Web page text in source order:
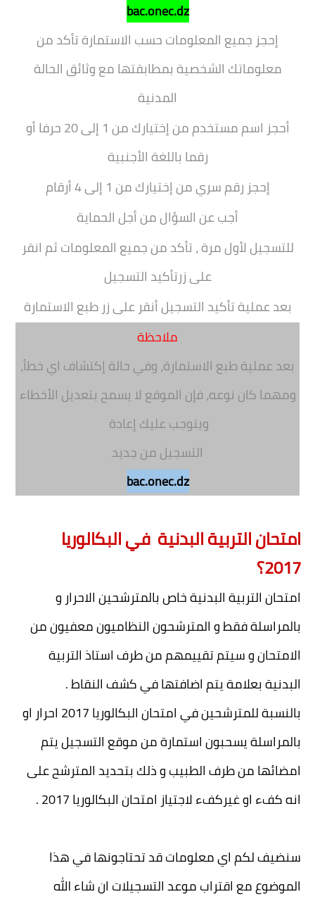
bac.onec.dz
إحجز جميع المعلومات حسب الاستمارةتأكد من
معلوماتك الشخصية بمطابقتها مع وثائق الحالة
المدنية
أحجز اسم مستخدم من إختيارك
من 1 إلى 20 حرفا أو
رقما باللغة الأجنبية
إحجز رقم سري من إختياركمن 1 إلى 4 أرقام
أجب عن السؤالمن أجل الحماية
للتسجيل لأول مرة ، تأكد من جميع المعلومات ثم انقر
على زرتأكيد التسجيل
بعد عملية تأكيد التسجيل أنقر على زرطبع الاستمارة
ملاحظة
بعد عملية طبع الاستمارة، وفي حالة إكتشاف اي خطأ،
ومهما كان نوعه، فإن الموقع لا يسمح بتعديل الأخطاء
ويتوجب عليك إعادة
التسجيل من جديد
bac.onec.dz
امتحان التربية البدنية في البكالوريا
2017؟
امتحان التربية البدنية خاص بالمترشحين الاحرار و
بالمراسلة فقط و المترشحون النظاميون معفيون من
الامتحان و سيتم تقييمهم من طرف استاذ التربية
البدنية بعلامة يتم اضافتها في كشف النقاط .
بالنسبة للمترشحين في امتحان البكالوريا 2017 احرار او
بالمراسلة يسحبون استمارة من موقع التسجيل يتم
امضائها من طرف الطبيب و ذلك بتحديد المترشح على
انه كفء او غيركفء لاجتياز امتحان البكالوريا 2017 .
سنضيف لكم اي معلومات قد تحتاجونها في هذا
الموضوع مع اقتراب موعد التسجيلات ان شاء الله